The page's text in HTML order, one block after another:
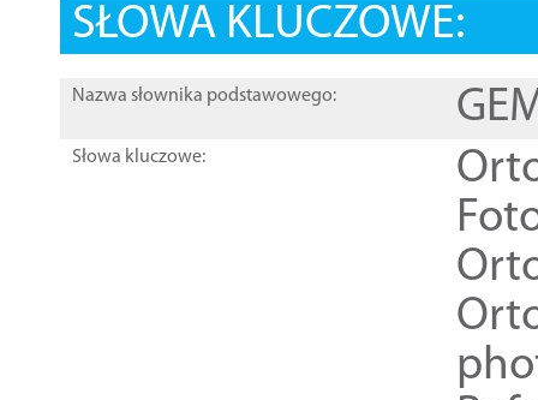
SŁOWA KLUCZOWE:
Nazwa słownika podstawowego:
Słowa kluczowe: